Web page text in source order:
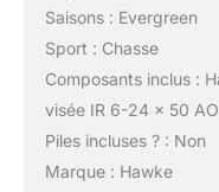
Saisons : Evergreen
Sport : Chasse
Composants inclus :
visée IR 6-24 x 50
Piles incluses ? : Non
Marque : Hawke